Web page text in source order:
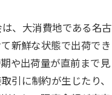
、大消費地である名古
新鮮な状態で出荷でき
や出荷量が直前まで見
引に制約が生じたり、